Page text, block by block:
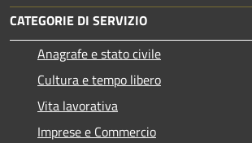
CATEGORIE DI SERVIZIO
Anagrafe e stato civile
Cultura e tempo libero
Vita lavorativa
Imprese e Commercio